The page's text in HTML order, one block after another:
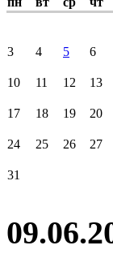
3 4 5 6
10 11 12 13
17 18 19 20
24 25 26 27
31